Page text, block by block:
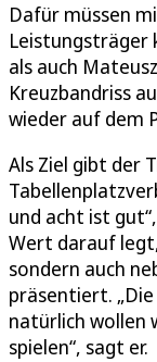
Dafür müssen
Leistungsträger
als auch
Kreuzbandriss
wieder auf dem
Als Ziel gibt der
und acht ist
Wert darauf
sondern auch
präsentiert.
natürlich wollen
spielen“, sagt er.